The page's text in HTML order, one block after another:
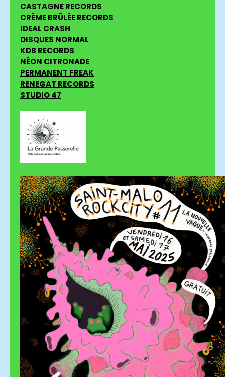
CASTAGNE RECORDS
CRÈME BRÛLÉE RECORDS
IDEAL CRASH
DISQUES NORMAL
KDB RECORDS
NÉON CITRONADE
PERMANENT FREAK
RENEGAT RECORDS
STUDIO 47